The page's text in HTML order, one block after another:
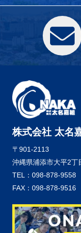
株式会社 太名
〒901-2113
沖縄県浦添市大平2丁
TEL：098-878-9558
FAX：098-878-9516